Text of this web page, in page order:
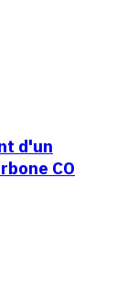
d'un
CO